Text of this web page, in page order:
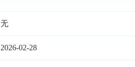
无
2026-02-28